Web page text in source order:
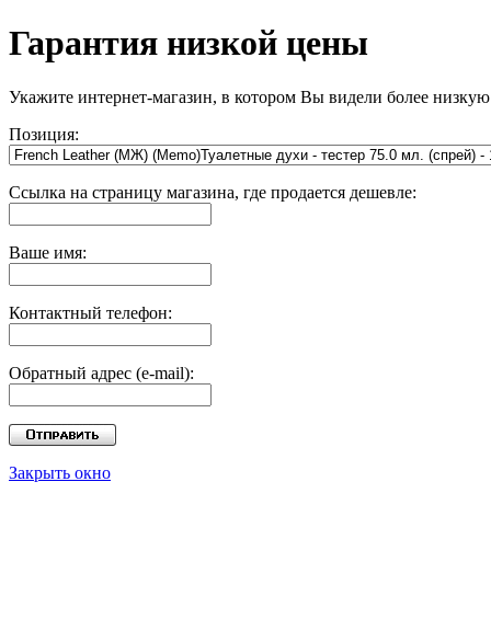
Гарантия низкой цены
Укажите интернет-магазин, в котором Вы видели более
Позиция:
Ссылка на страницу магазина, где продается дешевле:
Ваше имя:
Контактный телефон:
Обратный адрес (e-mail):
Закрыть окно